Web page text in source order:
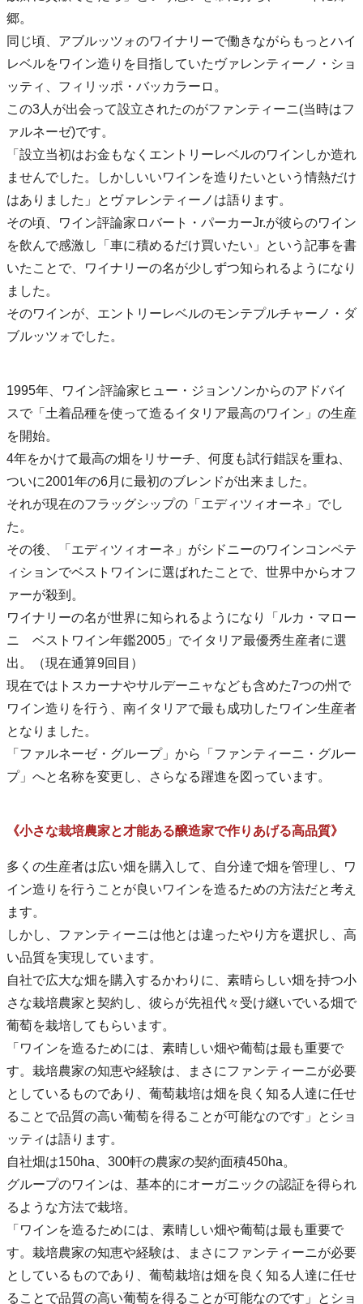
郷。
同じ頃、アブルッツォのワイナリーで働きながらもっとハイ
レベルをワイン造りを目指していたヴァレンティーノ・ショ
ッティ、フィリッポ・バッカラーロ。
この3人が出会って設立されたのがファンティーニ(当時はフ
ァルネーゼ)です。
「設立当初はお金もなくエントリーレベルのワインしか造れ
ませんでした。しかしいいワインを造りたいという情熱だけ
はありました」とヴァレンティーノは語ります。
その頃、ワイン評論家ロバート・パーカーJr.が彼らのワイン
を飲んで感激し「車に積めるだけ買いたい」という記事を書
いたことで、ワイナリーの名が少しずつ知られるようになり
ました。
そのワインが、エントリーレベルのモンテプルチャーノ・ダ
ブルッツォでした。
1995年、ワイン評論家ヒュー・ジョンソンからのアドバイ
スで「土着品種を使って造るイタリア最高のワイン」の生産
を開始。
4年をかけて最高の畑をリサーチ、何度も試行錯誤を重ね、
ついに2001年の6月に最初のブレンドが出来ました。
それが現在のフラッグシップの「エディツィオーネ」でし
た。
その後、「エディツィオーネ」がシドニーのワインコンペテ
ィションでベストワインに選ばれたことで、世界中からオフ
ァーが殺到。
ワイナリーの名が世界に知られるようになり「ルカ・マロー
ニ ベストワイン年鑑2005」でイタリア最優秀生産者に選
出。（現在通算9回目）
現在ではトスカーナやサルデーニャなども含めた7つの州で
ワイン造りを行う、南イタリアで最も成功したワイン生産者
となりました。
「ファルネーゼ・グループ」から「ファンティーニ・グルー
プ」へと名称を変更し、さらなる躍進を図っています。
《小さな栽培農家と才能ある醸造家で作りあげる高品質》
多くの生産者は広い畑を購入して、自分達で畑を管理し、ワ
イン造りを行うことが良いワインを造るための方法だと考え
ます。
しかし、ファンティーニは他とは違ったやり方を選択し、高
い品質を実現しています。
自社で広大な畑を購入するかわりに、素晴らしい畑を持つ小
さな栽培農家と契約し、彼らが先祖代々受け継いでいる畑で
葡萄を栽培してもらいます。
「ワインを造るためには、素晴しい畑や葡萄は最も重要で
す。栽培農家の知恵や経験は、まさにファンティーニが必要
としているものであり、葡萄栽培は畑を良く知る人達に任せ
ることで品質の高い葡萄を得ることが可能なのです」とショ
ッティは語ります。
自社畑は150ha、300軒の農家の契約面積450ha。
グループのワインは、基本的にオーガニックの認証を得られ
るような方法で栽培。
「ワインを造るためには、素晴しい畑や葡萄は最も重要で
す。栽培農家の知恵や経験は、まさにファンティーニが必要
としているものであり、葡萄栽培は畑を良く知る人達に任せ
ることで品質の高い葡萄を得ることが可能なのです」とショ